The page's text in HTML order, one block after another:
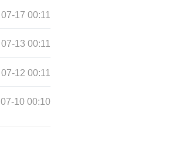
07-17 00:11
07-13 00:11
07-12 00:11
07-10 00:10